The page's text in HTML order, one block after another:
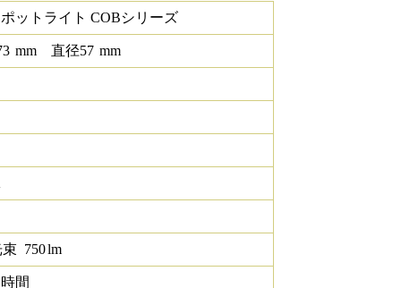
ットライト COBシリーズ
mm 直径57 mm
750lm
間